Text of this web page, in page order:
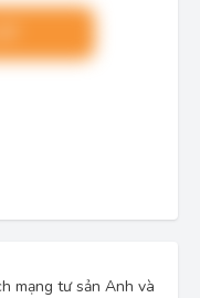
mạng tư sản Anh và